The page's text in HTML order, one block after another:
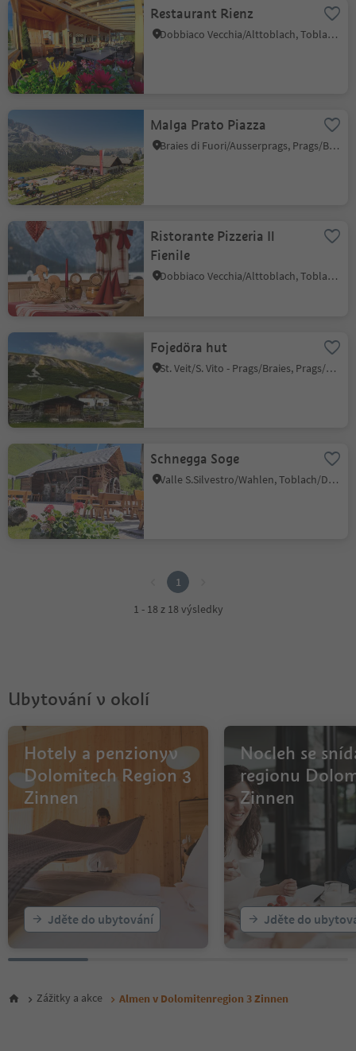
Restaurant Rienz
Dobbiaco Vecchia/Alttoblach, Toblach/Dobbiaco, Dolomites Region 3 Zinnen
Malga Prato Piazza
Braies di Fuori/Ausserprags, Prags/Braies, Dolomites Region 3 Zinnen
Ristorante Pizzeria Il
Fienile
Dobbiaco Vecchia/Alttoblach, Toblach/Dobbiaco, Dolomites Region 3 Zinnen
Fojedöra hut
St. Veit/S. Vito - Prags/Braies, Prags/Braies, Dolomites Region 3 Zinnen
Schnegga Soge
Valle S.Silvestro/Wahlen, Toblach/Dobbiaco, Dolomites Region 3 Zinnen
1
1 - 18 z 18 výsledky
Ubytování v okolí
Hotely a penzionyv
Dolomitech Region 3
Zinnen
Jděte do ubytování
Nocleh se
regionu
Zinnen
Jděte do
Zážitky a akce Almen v Dolomitenregion 3 Zinnen